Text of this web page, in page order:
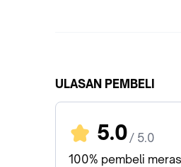
ULASAN PEMBELI
5.0 / 5.0
100% pembeli